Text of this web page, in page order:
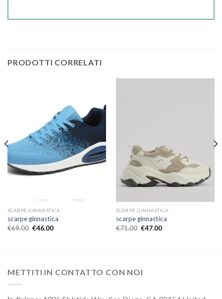
PRODOTTI CORRELATI
SCARPE GINNASTICA
scarpe ginnastica
€69.00 €46.00
SCARPE GINNASTICA
scarpe ginnastica
€71.00 €47.00
METTITI IN CONTATTO CON NOI